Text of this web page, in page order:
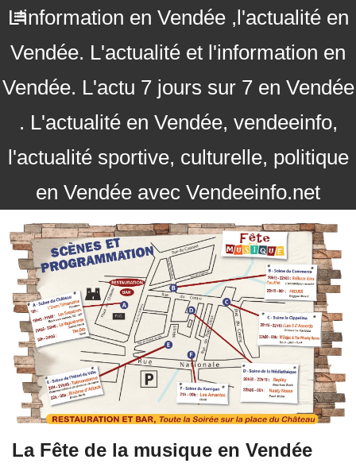
L'information en Vendée ,l'actualité en
Vendée. L'actualité et l'information en
Vendée. L'actu 7 jours sur 7 en Vendée
. L'actualité en Vendée, vendeeinfo,
l'actualité sportive, culturelle, politique
en Vendée avec Vendeeinfo.net
La Fête de la musique en Vendée